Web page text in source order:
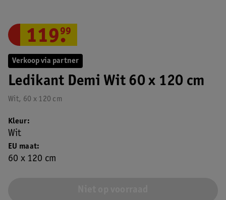
Verkoop via partner
Ledikant Demi Wit 60 x 120 cm
Wit, 60 x 120 cm
119.
99
EU maat
60 x 120 cm
Kleur
Wit